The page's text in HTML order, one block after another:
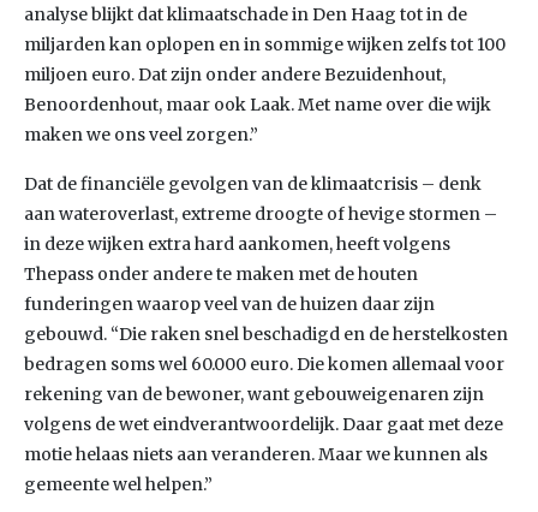
analyse blijkt dat klimaatschade in Den Haag tot in de
miljarden kan oplopen en in sommige wijken zelfs tot 100
miljoen euro. Dat zijn onder andere Bezuidenhout,
Benoordenhout, maar ook Laak. Met name over die wijk
maken we ons veel zorgen.”
Dat de financiële gevolgen van de klimaatcrisis – denk
aan wateroverlast, extreme droogte of hevige stormen –
in deze wijken extra hard aankomen, heeft volgens
Thepass onder andere te maken met de houten
funderingen waarop veel van de huizen daar zijn
gebouwd. “Die raken snel beschadigd en de herstelkosten
bedragen soms wel 60.000 euro. Die komen allemaal voor
rekening van de bewoner, want gebouweigenaren zijn
volgens de wet eindverantwoordelijk. Daar gaat met deze
motie helaas niets aan veranderen. Maar we kunnen als
gemeente wel helpen.”